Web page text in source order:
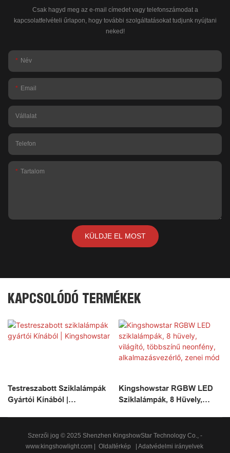
Csak hagyd meg az e-mail címedet vagy telefonszámodat a
kapcsolatfelvételi űrlapon, hogy további szolgáltatásokat tudjunk nyújtani
neked!
Név
Email
Vállalat
Telefon
Tartalom
KÜLDJE EL MOST
KAPCSOLÓDÓ TERMÉKEK
Testreszabott Sziklalámpák
Gyártói Kínából |
Kingshowstar RGBW LED
Sziklalámpák, 8 Hüvely,
Alkalmazásvezérlő, Zenei
Mód
Szerzői jog © 2025 Shenzhen KingshowStar Technology Co., -
www.kingshowlight.com
Oldaltérkép Adatvédelmi irányelvek